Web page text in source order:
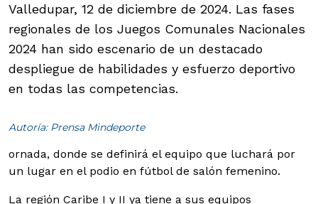
Valledupar, 12 de diciembre de 2024. Las fases
regionales de los Juegos Comunales Nacionales
2024 han sido escenario de un destacado
despliegue de habilidades y esfuerzo deportivo
en todas las competencias.
Autoría: Prensa Mindeporte
ornada, donde se definirá el equipo que luchará por
un lugar en el podio en fútbol de salón femenino.
La región Caribe I y II ya tiene a sus equipos